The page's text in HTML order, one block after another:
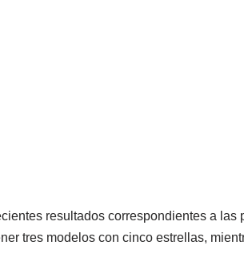
resultados correspondientes a las
tres modelos con cinco estrellas,